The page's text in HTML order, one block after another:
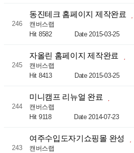
246
동진테크 홈페이지 제작완료
캔버스랩
Hit 8582
Date 2015-03-25
245
자올린 홈페이지 제작완료
캔버스랩
Hit 8413
Date 2015-03-25
244
미니캠프 리뉴얼 완료
캔버스랩
Hit 9118
Date 2014-07-23
243
여주수입도자기쇼핑몰 완성
캔버스랩